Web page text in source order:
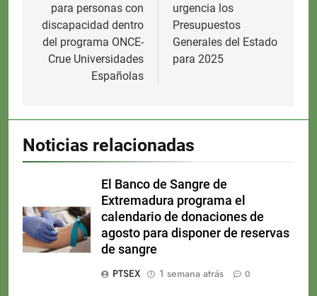
para personas con
discapacidad dentro
del programa ONCE-
Crue Universidades
Españolas
urgencia los
Presupuestos
Generales del Estado
para 2025
Noticias relacionadas
El Banco de Sangre de
Extremadura programa el
calendario de donaciones de
agosto para disponer de reservas
de sangre
PTSEX
1 semana atrás 0